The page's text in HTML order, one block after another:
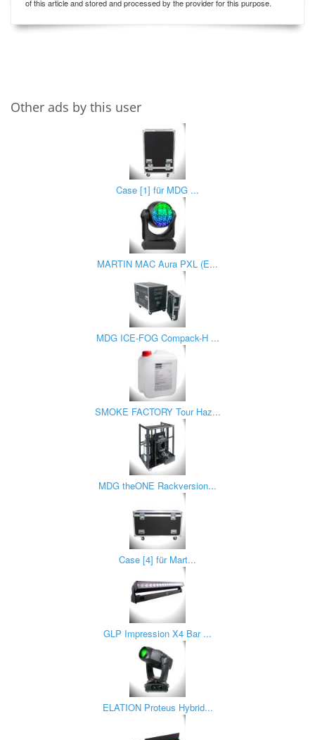
of this article and stored and processed by the provider for this purpose.
Other ads by this user
Case [1] für MDG ...
MARTIN MAC Aura PXL (E...
MDG ICE-FOG Compack-H ...
SMOKE FACTORY Tour Haz...
MDG theONE Rackversion...
Case [4] für Mart...
GLP Impression X4 Bar ...
ELATION Proteus Hybrid...